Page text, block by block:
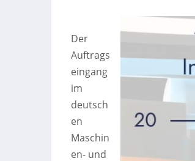
Der
Auftrags
eingang
im
deutsch
en
Maschin
en- und